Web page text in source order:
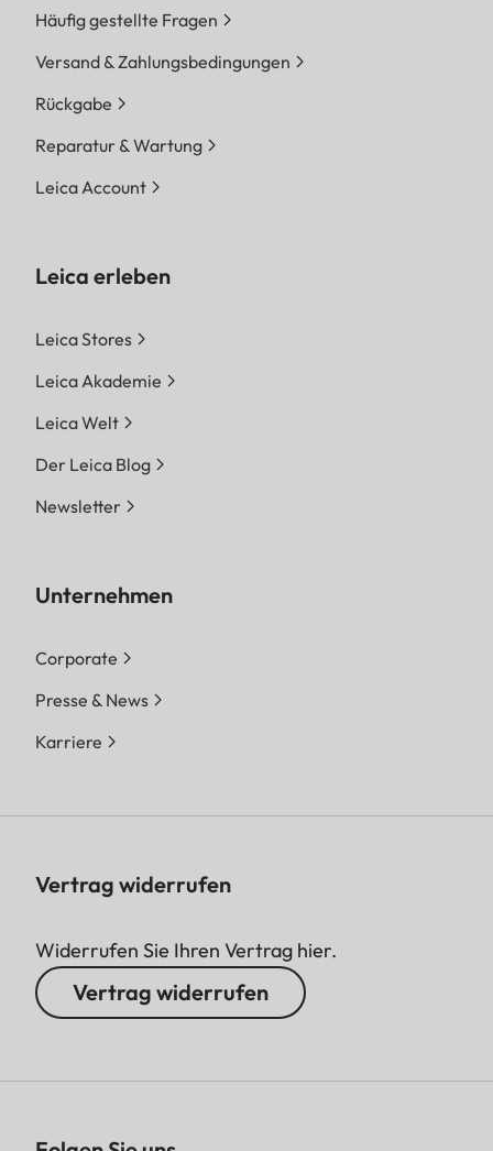
Häufig gestellte Fragen
Versand & Zahlungsbedingungen
Rückgabe
Reparatur & Wartung
Leica Account
Leica erleben
Leica Stores
Leica Akademie
Leica Welt
Der Leica Blog
Newsletter
Unternehmen
Corporate
Presse & News
Karriere
Vertrag widerrufen
Widerrufen Sie Ihren Vertrag hier.
Vertrag widerrufen